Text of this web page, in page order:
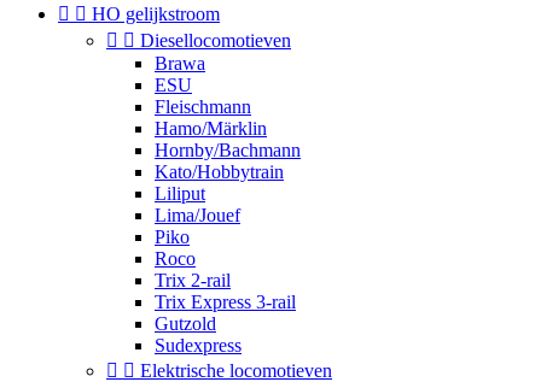
  HO gelijkstroom
  Diesellocomotieven
Brawa
ESU
Fleischmann
Hamo/Märklin
Hornby/Bachmann
Kato/Hobbytrain
Liliput
Lima/Jouef
Piko
Roco
Trix 2-rail
Trix Express 3-rail
Gutzold
Sudexpress
  Elektrische locomotieven